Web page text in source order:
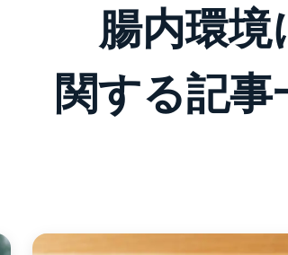
腸内環境
関する記事